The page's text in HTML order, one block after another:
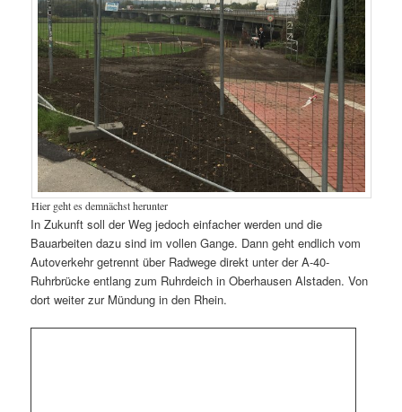
Hier geht es demnächst herunter
In Zukunft soll der Weg jedoch einfacher werden und die
Bauarbeiten dazu sind im vollen Gange. Dann geht endlich vom
Autoverkehr getrennt über Radwege direkt unter der A-40-
Ruhrbrücke entlang zum Ruhrdeich in Oberhausen Alstaden. Von
dort weiter zur Mündung in den Rhein.